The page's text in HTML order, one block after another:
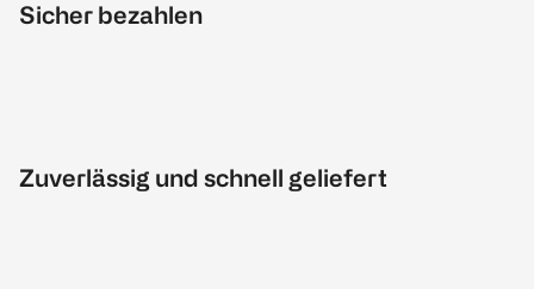
Sicher bezahlen
Zuverlässig und schnell geliefert